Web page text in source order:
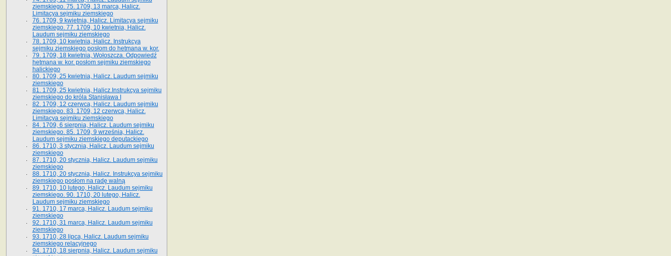
ziemskiego. 75. 1709, 13 marca, Halicz.
Limitacya sejmiku ziemskiego
76. 1709, 9 kwietnia, Halicz. Limitacya sejmiku
ziemskiego. 77. 1709, 10 kwietnia, Halicz.
Laudum sejmiku ziemskiego
78. 1709, 10 kwietnia, Halicz. Instrukcya
sejmiku ziemskiego posłom do hetmana w. kor.
79. 1709, 18 kwietnia, Wołoszcza. Odpowiedź
hetmana w. kor. posłom sejmiku ziemskiego
halickiego
80. 1709, 25 kwietnia, Halicz. Laudum sejmiku
ziemskiego
81. 1709, 25 kwietnia, Halicz.Instrukcya sejmiku
ziemskiego do króla Stanisława I
82. 1709, 12 czerwca, Halicz. Laudum sejmiku
ziemskiego. 83. 1709, 12 czerwca, Halicz.
Limitacya sejmiku ziemskiego
84. 1709, 6 sierpnia, Halicz. Laudum sejmiku
ziemskiego. 85. 1709, 9 września, Halicz.
Laudum sejmiku ziemskiego deputackiego
86. 1710, 3 stycznia, Halicz. Laudum sejmiku
ziemskiego
87. 1710, 20 stycznia, Halicz. Laudum sejmiku
ziemskiego
88. 1710, 20 stycznia, Halicz. Instrukcya sejmiku
ziemskiego posłom na radę walną
89. 1710, 10 lutego, Halicz. Laudum sejmiku
ziemskiego. 90. 1710, 20 lutego, Halicz.
Laudum sejmiku ziemskiego
91. 1710, 17 marca, Halicz. Laudum sejmiku
ziemskiego
92. 1710, 31 marca, Halicz. Laudum sejmiku
ziemskiego
93. 1710, 28 lipca, Halicz. Laudum sejmiku
ziemskiego relacyjnego
94. 1710, 18 sierpnia, Halicz. Laudum sejmiku